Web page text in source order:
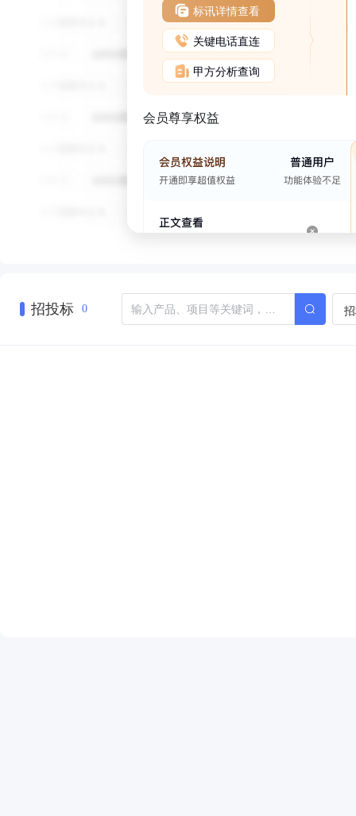
标讯详情查看
关键电话直连
甲方分析查询
会员尊享权益
招投标 0